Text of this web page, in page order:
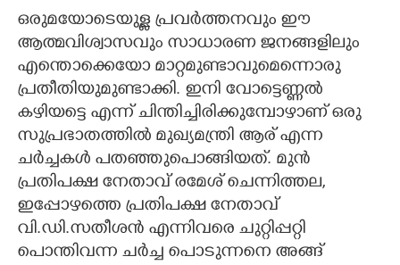
ഒരുമയോടെയുള്ള പ്രവർത്തനവും ഈ
ആത്മവിശ്വാസവും സാധാരണ ജനങ്ങളിലും
എന്തൊക്കെയോ മാറ്റമുണ്ടാവുമെന്നൊരു
പ്രതീതിയുമുണ്ടാക്കി. ഇനി വോട്ടെണ്ണൽ
കഴിയട്ടെ എന്ന് ചിന്തിച്ചിരിക്കുമ്പോഴാണ് ഒരു
സുപ്രഭാതത്തിൽ മുഖ്യമന്ത്രി ആര് എന്ന
ചർച്ചകൾ പതഞ്ഞുപൊങ്ങിയത്. മുൻ
പ്രതിപക്ഷ നേതാവ് രമേശ് ചെന്നിത്തല,
ഇപ്പോഴത്തെ പ്രതിപക്ഷ നേതാവ്
വി.ഡി.സതീശൻ എന്നിവരെ ചുറ്റിപ്പറ്റി
പൊന്തിവന്ന ചർച്ച പൊടുന്നനെ അങ്ങ്